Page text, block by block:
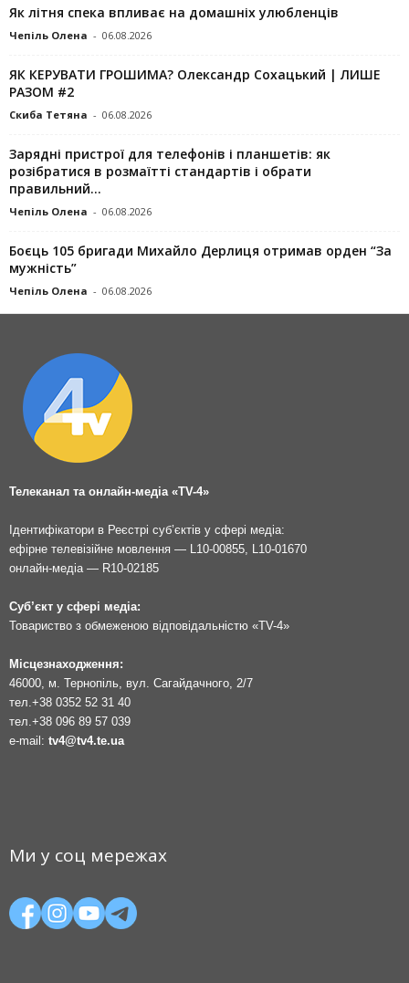
Як літня спека впливає на домашніх улюбленців
Чепіль Олена - 06.08.2026
ЯК КЕРУВАТИ ГРОШИМА? Олександр Сохацький | ЛИШЕ
РАЗОМ #2
Скиба Тетяна - 06.08.2026
Зарядні пристрої для телефонів і планшетів: як
розібратися в розмаїтті стандартів і обрати
правильний...
Чепіль Олена - 06.08.2026
Боєць 105 бригади Михайло Дерлиця отримав орден “За
мужність”
Чепіль Олена - 06.08.2026
Телеканал та онлайн-медіа «TV-4»
Ідентифікатори в Реєстрі суб’єктів у сфері медіа:
ефірне телевізійне мовлення — L10-00855, L10-01670
онлайн-медіа — R10-02185
Суб’єкт у сфері медіа:
Товариство з обмеженою відповідальністю «TV-4»
Місцезнаходження:
46000, м. Тернопіль, вул. Сагайдачного, 2/7
тел. +38 0352 52 31 40
тел. +38 096 89 57 039
e-mail: tv4@tv4.te.ua
Ми у соц мережах